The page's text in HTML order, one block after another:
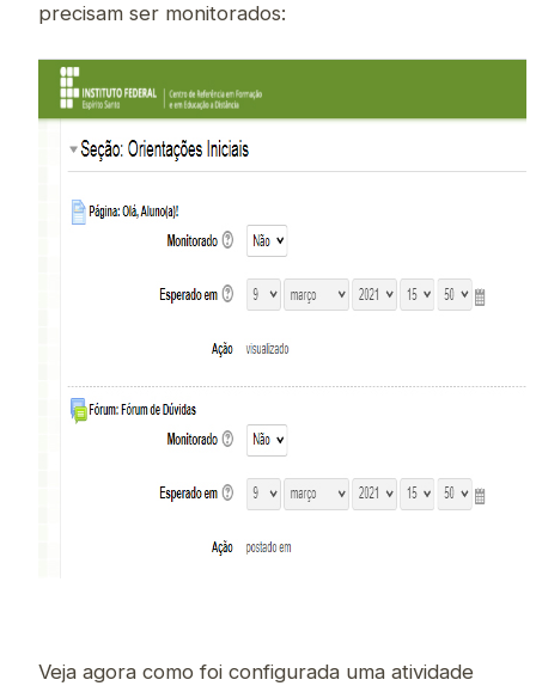
precisam ser monitorados:
Veja agora como foi configurada uma atividade